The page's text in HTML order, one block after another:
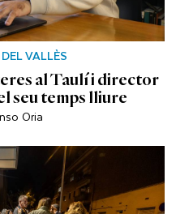
VALLÈS
al Taulí i director
seu temps lliure
Oria